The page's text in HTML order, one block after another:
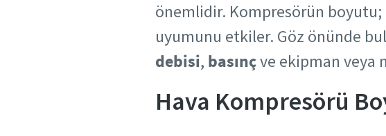
önemlidir. Kompresörün
uyumunu etkiler. Göz önünde
debisi, basınçve ekipman veya
Hava Kompresörü